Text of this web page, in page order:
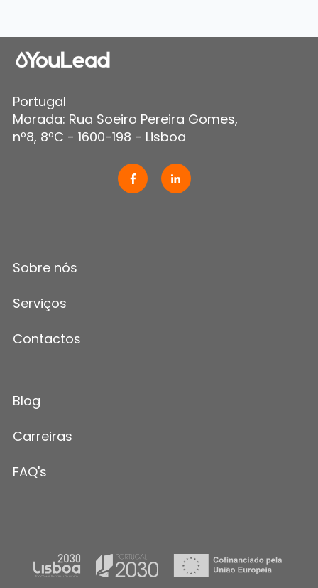
Portugal
Morada: Rua Soeiro Pereira Gomes,
nº8, 8ºC - 1600-198 - Lisboa
Sobre nós
Serviços
Contactos
Blog
Carreiras
FAQ's